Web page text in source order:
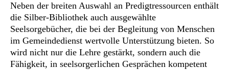
Neben der breiten Auswahl an Predigtressourcen enthält
die Silber-Bibliothek auch ausgewählte
Seelsorgebücher, die bei der Begleitung von Menschen
im Gemeindedienst wertvolle Unterstützung bieten. So
wird nicht nur die Lehre gestärkt, sondern auch die
Fähigkeit, in seelsorgerlichen Gesprächen kompetent